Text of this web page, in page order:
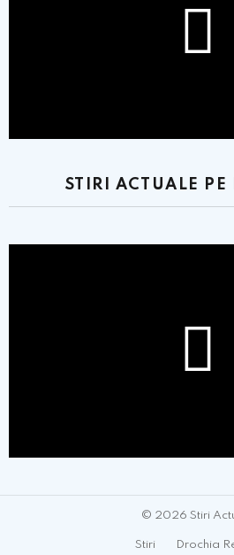
STIRI ACTUALE PE
© 2026 Stiri
Stiri Drochia